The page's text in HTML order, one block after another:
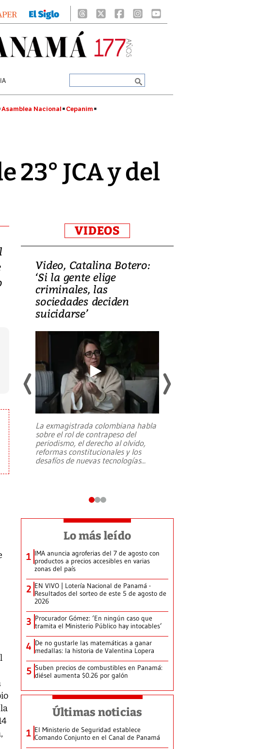
Asamblea Nacional Cepanim
23° JCA y del
VIDEOS
Video, Catalina Botero:
‘Si la gente elige
criminales, las
sociedades deciden
suicidarse’
La exmagistrada colombiana habla
sobre el rol de contrapeso del
periodismo, el derecho al olvido,
reformas constitucionales y los
desafíos de nuevas tecnologías...
Lo más leído
1 IMA anuncia agroferias del 7 de agosto con
productos a precios accesibles en varias
zonas del país
2 EN VIVO | Lotería Nacional de Panamá -
Resultados del sorteo de este 5 de agosto de
2026
3 Procurador Gómez: ‘En ningún caso que
tramita el Ministerio Público hay intocables’
4 De no gustarle las matemáticas a ganar
medallas: la historia de Valentina Lopera
5 Suben precios de combustibles en Panamá:
diésel aumenta $0.26 por galón
Últimas noticias
1 El Ministerio de Seguridad establece
Comando Conjunto en el Canal de Panamá